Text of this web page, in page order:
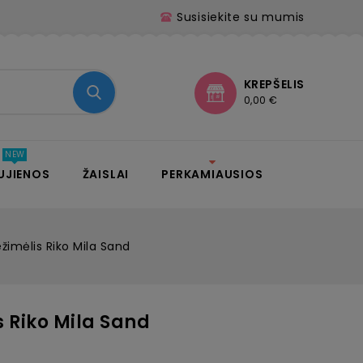
Susisiekite su mumis
KREPŠELIS
0,00 €
ŽAISLAI PERKAMIAUSIOS
Riko Mila Sand
Mila Sand